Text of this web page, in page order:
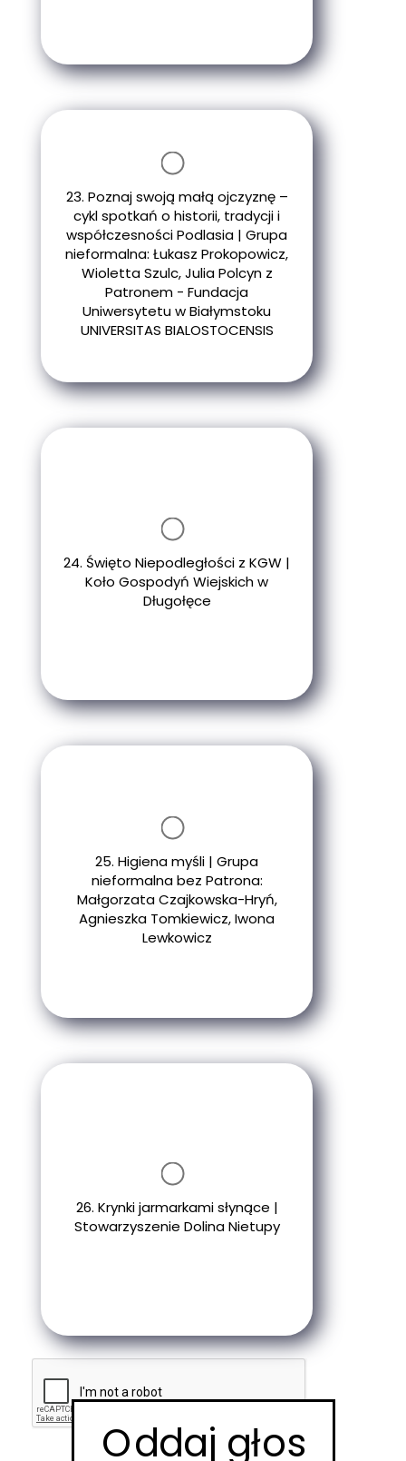
23. Poznaj swoją małą ojczyznę –
cykl spotkań o historii, tradycji i
współczesności Podlasia | Grupa
nieformalna: Łukasz Prokopowicz,
Wioletta Szulc, Julia Polcyn z
Patronem - Fundacja
Uniwersytetu w Białymstoku
UNIVERSITAS BIALOSTOCENSIS
24. Święto Niepodległości z KGW |
Koło Gospodyń Wiejskich w
Długołęce
25. Higiena myśli | Grupa
nieformalna bez Patrona:
Małgorzata Czajkowska-Hryń,
Agnieszka Tomkiewicz, Iwona
Lewkowicz
26. Krynki jarmarkami słynące |
Stowarzyszenie Dolina Nietupy
Oddaj głos